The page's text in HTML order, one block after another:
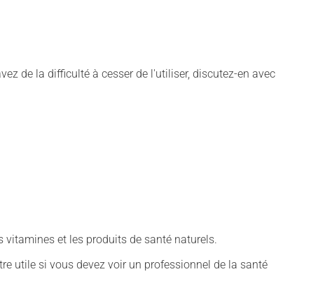
de la difficulté à cesser de l'utiliser, discutez-en avec
vitamines et les produits de santé naturels.
utile si vous devez voir un professionnel de la santé